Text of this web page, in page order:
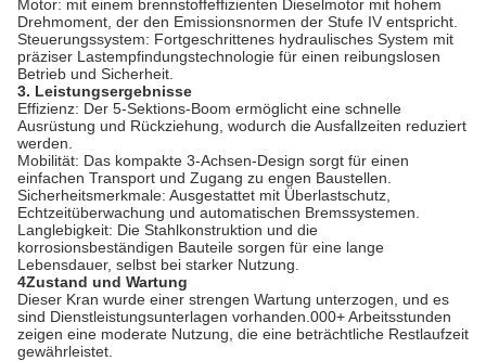
Motor: mit einem brennstoffeffizienten Dieselmotor mit hohem
Drehmoment, der den Emissionsnormen der Stufe IV entspricht.
Steuerungssystem: Fortgeschrittenes hydraulisches System mit
präziser Lastempfindungstechnologie für einen reibungslosen
Betrieb und Sicherheit.
3. Leistungsergebnisse
Effizienz: Der 5-Sektions-Boom ermöglicht eine schnelle
Ausrüstung und Rückziehung, wodurch die Ausfallzeiten reduziert
werden.
Mobilität: Das kompakte 3-Achsen-Design sorgt für einen
einfachen Transport und Zugang zu engen Baustellen.
Sicherheitsmerkmale: Ausgestattet mit Überlastschutz,
Echtzeitüberwachung und automatischen Bremssystemen.
Langlebigkeit: Die Stahlkonstruktion und die
korrosionsbeständigen Bauteile sorgen für eine lange
Lebensdauer, selbst bei starker Nutzung.
4Zustand und Wartung
Dieser Kran wurde einer strengen Wartung unterzogen, und es
sind Dienstleistungsunterlagen vorhanden.000+ Arbeitsstunden
zeigen eine moderate Nutzung, die eine beträchtliche Restlaufzeit
gewährleistet.